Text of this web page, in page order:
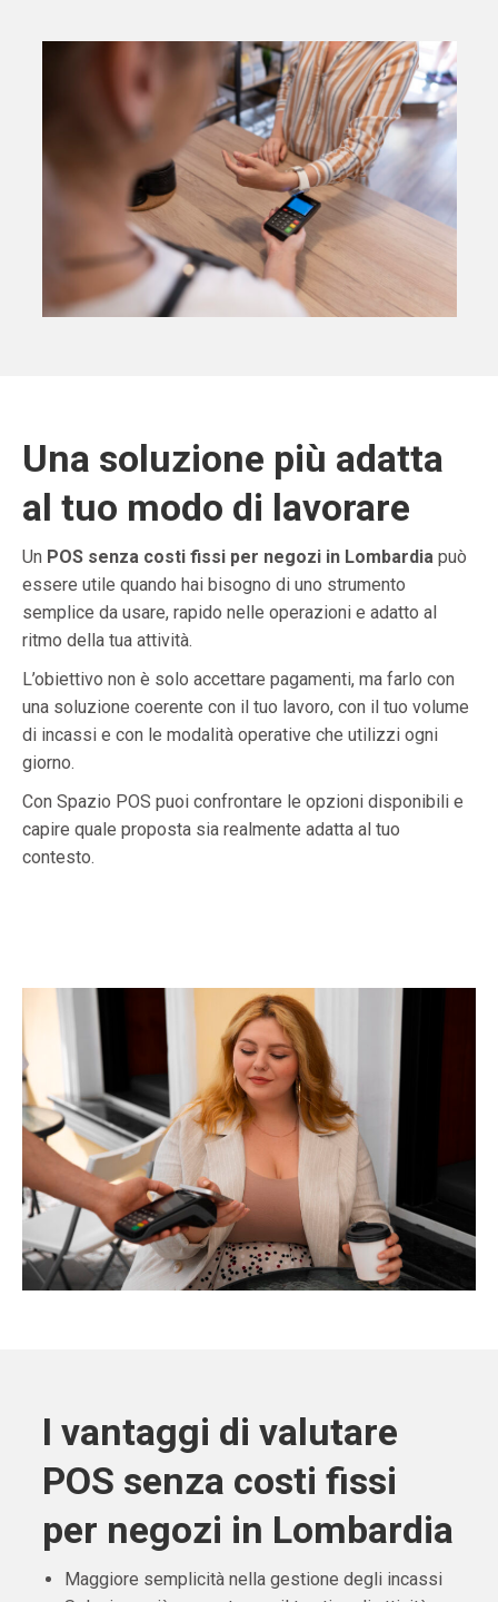
Una soluzione più adatta
al tuo modo di lavorare
Un POS senza costi fissi per negozi in Lombardia può
essere utile quando hai bisogno di uno strumento
semplice da usare, rapido nelle operazioni e adatto al
ritmo della tua attività.
L’obiettivo non è solo accettare pagamenti, ma farlo con
una soluzione coerente con il tuo lavoro, con il tuo volume
di incassi e con le modalità operative che utilizzi ogni
giorno.
Con Spazio POS puoi confrontare le opzioni disponibili e
capire quale proposta sia realmente adatta al tuo
contesto.
I vantaggi di valutare
POS senza costi fissi
per negozi in Lombardia
Maggiore semplicità nella gestione degli incassi